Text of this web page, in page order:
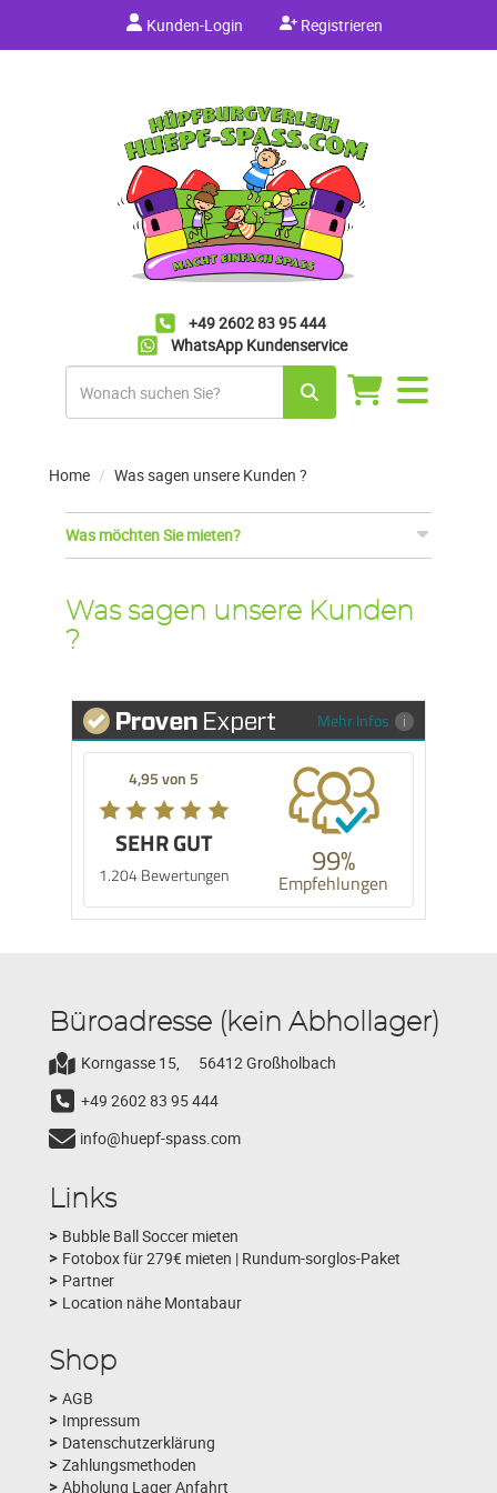
Kunden-Login Registrieren
+49 2602 83 95 444
WhatsApp Kundenservice
Navigation
umschalten
Home Was sagen unsere Kunden ?
Was möchten Sie mieten?
Was sagen unsere Kunden
?
Mehr Infos
4,95 von 5
SEHR GUT
1.204 Bewertungen 99%
Empfehlungen
Büroadresse (kein Abhollager)
Korngasse 15,
56412 Großholbach
+49 2602 83 95 444
info@huepf-spass.com
Links
Bubble Ball Soccer mieten
Fotobox für 279€ mieten | Rundum-sorglos-Paket
Partner
Location nähe Montabaur
Shop
AGB
Impressum
Datenschutzerklärung
Zahlungsmethoden
Abholung Lager Anfahrt